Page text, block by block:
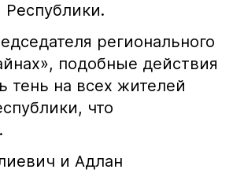
Республики.
регионального
подобные действия
тень на всех жителей
что
и Адлан